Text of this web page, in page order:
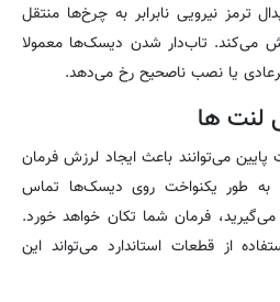
ترمز نیرویی نابرابر به چرخ‌ها منتقل
می‌کند. تاب‌دار شدن دیسک‌ها معمولا
یا نصب ناصحیح رخ می‌دهد.
می‌توانند باعث ایجاد لرزش فرمان
به طور یکنواخت روی دیسک‌ها تماس
می‌گیرید، فرمان شما تکان خواهد خورد.
از قطعات استاندارد می‌تواند این